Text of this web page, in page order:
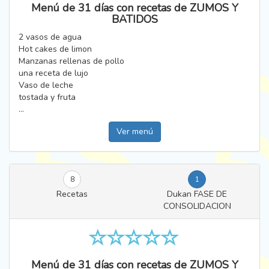
Menú de 31 días con recetas de ZUMOS Y
BATIDOS
2 vasos de agua
Hot cakes de limon
Manzanas rellenas de pollo
una receta de lujo
Vaso de leche
tostada y fruta
...
Ver menú
8 1
Recetas
Dukan FASE DE
CONSOLIDACION
Menú de 31 días con recetas de ZUMOS Y